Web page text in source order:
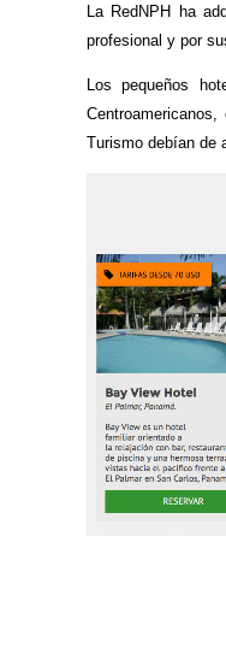
La RedNPH ha
profesional y por
Los pequeños
Turismo debían de